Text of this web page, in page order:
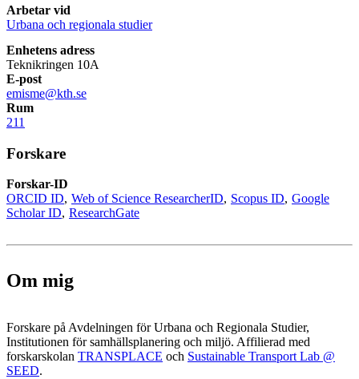
Arbetar vid
Urbana och regionala studier
Enhetens adress
Teknikringen 10A
E-post
emisme@kth.se
Rum
211
Forskare
Forskar-ID
ORCID ID Web of Science ResearcherID Scopus ID Google
Scholar ID ResearchGate
Om mig
Forskare på Avdelningen för Urbana och Regionala Studier,
Institutionen för samhällsplanering och miljö. Affilierad med
forskarskolan TRANSPLACE och Sustainable Transport Lab @
SEED.